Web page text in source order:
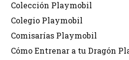
Colección Playmobil
Colegio Playmobil
Comisarías Playmobil
Cómo Entrenar a tu Dragón